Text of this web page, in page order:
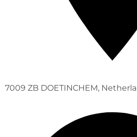
7009 ZB DOETINCHEM,